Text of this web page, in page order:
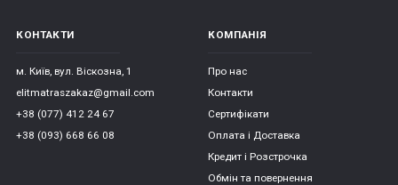
КОНТАКТИ
м. Київ, вул. Віскозна, 1
elitmatraszakaz@gmail.com
+38 (077) 412 24 67
+38 (093) 668 66 08
КОМПАНІЯ
Про нас
Контакти
Сертифікати
Оплата і Доставка
Кредит і Розстрочка
Обмін та повернення